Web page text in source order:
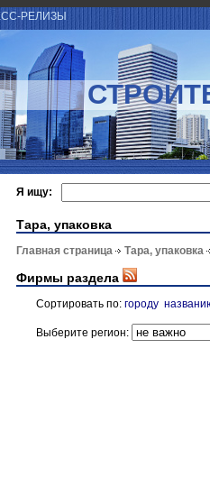
РЕЛИЗЫ
Я ищу:
Тара, упаковка
Главная страница Тара, упаковка
Фирмы раздела
Сортировать по: городу
Выберите регион: